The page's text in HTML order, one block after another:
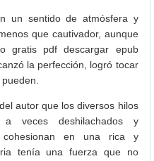
un sentido de atmósfera y
que cautivador, aunque
gratis pdf descargar epub
la perfección, logró tocar
autor que los diversos hilos
veces deshilachados y
cohesionan en una rica y
tenía una fuerza que no